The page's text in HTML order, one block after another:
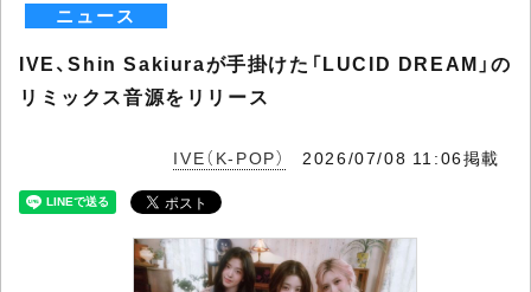
ニュース
IVE、Shin Sakiuraが手掛けた「LUCID DREAM」の
リミックス音源をリリース
IVE（K-POP） 2026/07/08 11:06掲載